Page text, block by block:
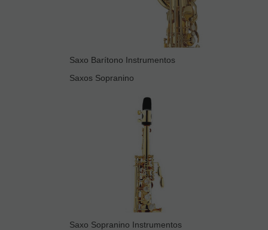
Saxo Barítono Instrumentos
Saxos Sopranino
Saxo Sopranino Instrumentos